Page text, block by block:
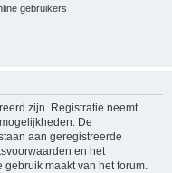
gebruikers
zijn. Registratie neemt
De
aan geregistreerde
en het
maakt van het forum.